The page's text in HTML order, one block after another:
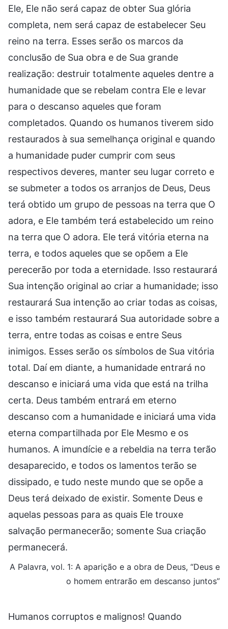
Ele, Ele não será capaz de obter Sua glória
completa, nem será capaz de estabelecer Seu
reino na terra. Esses serão os marcos da
conclusão de Sua obra e de Sua grande
realização: destruir totalmente aqueles dentre a
humanidade que se rebelam contra Ele e levar
para o descanso aqueles que foram
completados. Quando os humanos tiverem sido
restaurados à sua semelhança original e quando
a humanidade puder cumprir com seus
respectivos deveres, manter seu lugar correto e
se submeter a todos os arranjos de Deus, Deus
terá obtido um grupo de pessoas na terra que O
adora, e Ele também terá estabelecido um reino
na terra que O adora. Ele terá vitória eterna na
terra, e todos aqueles que se opõem a Ele
perecerão por toda a eternidade. Isso restaurará
Sua intenção original ao criar a humanidade; isso
restaurará Sua intenção ao criar todas as coisas,
e isso também restaurará Sua autoridade sobre a
terra, entre todas as coisas e entre Seus
inimigos. Esses serão os símbolos de Sua vitória
total. Daí em diante, a humanidade entrará no
descanso e iniciará uma vida que está na trilha
certa. Deus também entrará em eterno
descanso com a humanidade e iniciará uma vida
eterna compartilhada por Ele Mesmo e os
humanos. A imundície e a rebeldia na terra terão
desaparecido, e todos os lamentos terão se
dissipado, e tudo neste mundo que se opõe a
Deus terá deixado de existir. Somente Deus e
aquelas pessoas para as quais Ele trouxe
salvação permanecerão; somente Sua criação
permanecerá.
A Palavra, vol. 1: A aparição e a obra de Deus, “Deus e
o homem entrarão em descanso juntos”
Humanos corruptos e malignos! Quando